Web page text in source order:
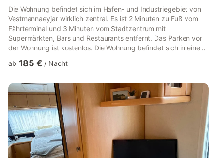
Die Wohnung befindet sich im Hafen- und Industriegebiet von
Vestmannaeyjar wirklich zentral. Es ist 2 Minuten zu Fuß vom
Fährterminal und 3 Minuten vom Stadtzentrum mit
Supermärkten, Bars und Restaurants entfernt. Das Parken vor
der Wohnung ist kostenlos. Die Wohnung befindet sich in einem
Papageientaucherkolonie ist etwa 20 Minuten zu Fuß entfernt.
Wildtiere an. Andere Dinge, die es zu beachten gilt HG-
00017121 Das Apartment befindet sich in idealer Lage im
Hafen- und Industriegebiet von Ves...
ab 185 € / Nacht